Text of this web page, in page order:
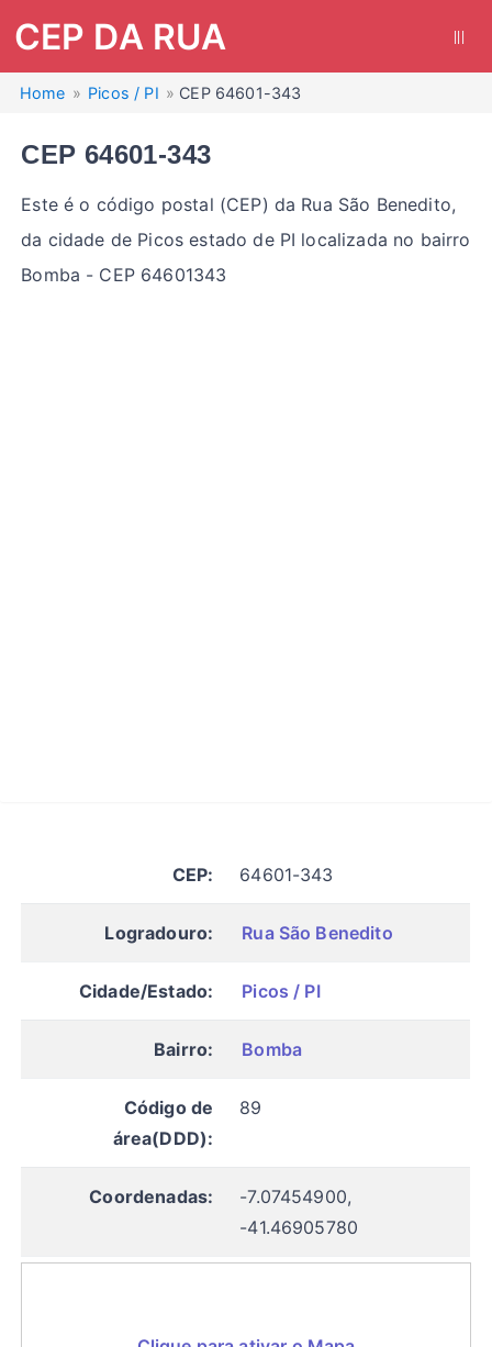
CEP DA RUA
Home Picos / PI CEP 64601-343
CEP 64601-343
Este é o código postal (CEP) da Rua São Benedito,
da cidade de Picos estado de PI localizada no bairro
Bomba - CEP 64601343
CEP: 64601-343
Logradouro: Rua São Benedito
Cidade/Estado: Picos / PI
Bairro: Bomba
Código de
área(DDD):
89
Coordenadas:
-7.07454900,
-41.46905780